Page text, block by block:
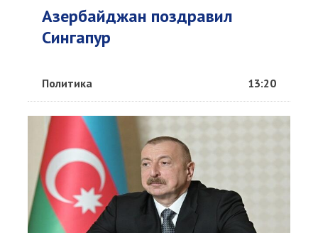
Азербайджан поздравил
Сингапур
Политика 13:20